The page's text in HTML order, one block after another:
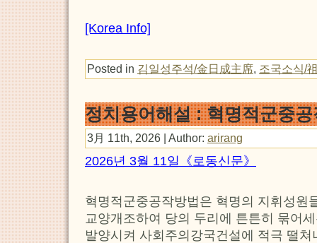
[Korea Info]
Posted in 김일성주석/金日成主席, 조국소식/
정치용어해설 : 혁명적군중
3月 11th, 2026 | Author: arirang
2026년 3월 11일《로동신문》
혁명적군중공작방법은 혁명의 지휘성원
교양개조하여 당의 두리에 튼튼히 묶어
발양시켜 사회주의강국건설에 적극 떨